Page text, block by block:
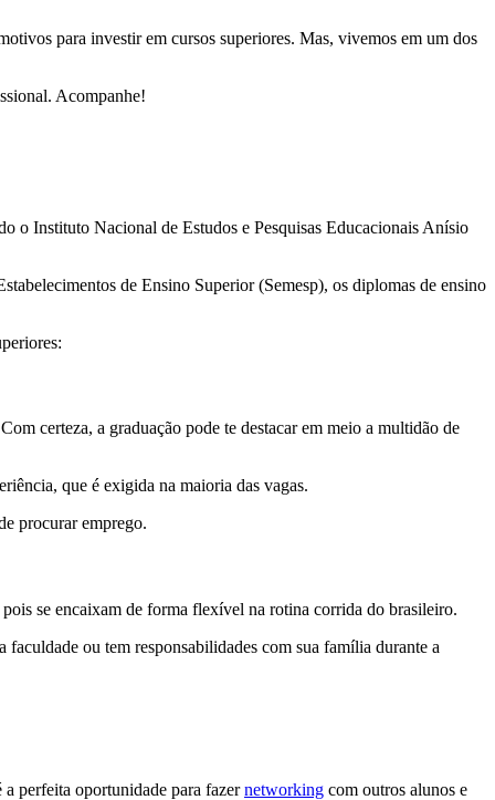
para investir em cursos superiores. Mas, vivemos em um dos
Acompanhe!
o Instituto Nacional de Estudos e Pesquisas Educacionais Anísio
de Ensino Superior (Semesp), os diplomas de ensino
certeza, a graduação pode te destacar em meio a multidão de
que é exigida na maioria das vagas.
procurar emprego.
se encaixam de forma flexível na rotina corrida do brasileiro.
ou tem responsabilidades com sua família durante a
perfeita oportunidade para fazernetworking com outros alunos e